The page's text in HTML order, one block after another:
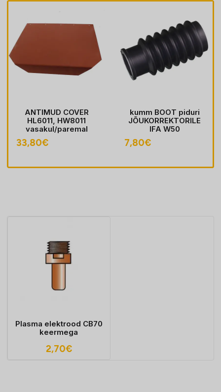
ANTIMUD COVER
HL6011, HW8011
vasakul/paremal
33,80€
kumm BOOT piduri
JÕUKORREKTORILE
IFA W50
7,80€
Plasma elektrood CB70
keermega
2,70€